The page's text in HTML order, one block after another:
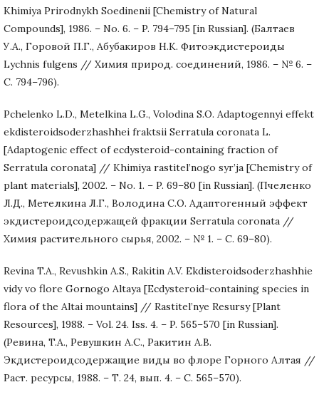
Khimiya Prirodnykh Soedinenii [Chemistry of Natural
Compounds], 1986. – No. 6. – P. 794–795 [in Russian]. (Балтаев
У.А., Горовой П.Г., Абубакиров Н.К. Фитоэкдистероиды
Lychnis fulgens // Химия природ. соединений, 1986. – № 6. –
С. 794–796).
Pchelenko L.D., Metelkina L.G., Volodina S.O. Adaptogennyi effekt
ekdisteroidsoderzhashhei fraktsii Serratula coronata L.
[Adaptogenic effect of ecdysteroid-containing fraction of
Serratula coronata] // Khimiya rastitel’nogo syr’ja [Chemistry of
plant materials], 2002. – No. 1. – P. 69–80 [in Russian]. (Пчеленко
Л.Д., Метелкина Л.Г., Володина С.О. Адаптогенный эффект
экдистероидсодержащей фракции Serratula coronata //
Химия растительного сырья, 2002. – № 1. – С. 69–80).
Revina T.A., Revushkin A.S., Rakitin A.V. Ekdisteroidsoderzhashhie
vidy vo flore Gornogo Altaya [Ecdysteroid-containing species in
flora of the Altai mountains] // Rastitel’nye Resursy [Plant
Resources], 1988. – Vol. 24. Iss. 4. – P. 565–570 [in Russian].
(Ревина, T.A., Ревушкин А.С., Ракитин А.В.
Экдистероидсодержащие виды во флоре Горного Алтая //
Раст. ресурсы, 1988. – Т. 24, вып. 4. – С. 565–570).